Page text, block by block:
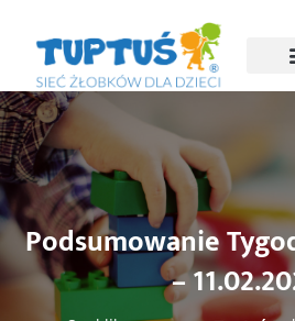
Podsumowanie
–